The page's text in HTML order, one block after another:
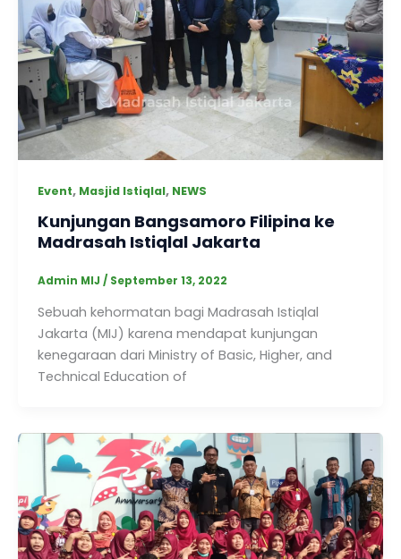
Event, Masjid Istiqlal, NEWS
Kunjungan Bangsamoro Filipina ke
Madrasah Istiqlal Jakarta
Admin MIJ / September 13, 2022
Sebuah kehormatan bagi Madrasah Istiqlal
Jakarta (MIJ) karena mendapat kunjungan
kenegaraan dari Ministry of Basic, Higher, and
Technical Education of